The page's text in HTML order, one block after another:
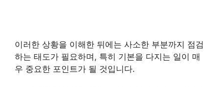
이러한 상황을 이해한 뒤에는 사소한 부분까지 점검
하는 태도가 필요하며, 특히 기본을 다지는 일이 매
우 중요한 포인트가 될 것입니다.